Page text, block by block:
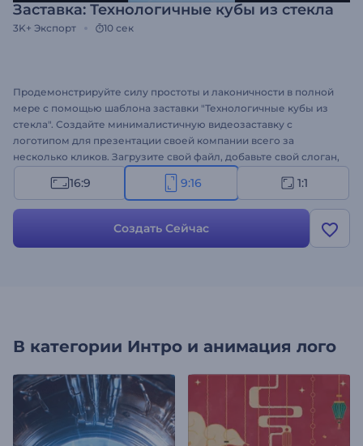
Заставка: Технологичные кубы из стекла
3K+ Экспорт 10 сек
Продемонстрируйте силу простоты и лаконичности в полной
мере с помощью шаблона заставки "Технологичные кубы из
стекла". Создайте минималистичную видеозаставку с
логотипом для презентации своей компании всего за
несколько кликов. Загрузите свой файл, добавьте свой слоган,
а невесомые слои стекла создадут ровный куб и презентуют
ваш логотип. Шаблон идеально подходит для оформления
технологических компаний и многого другого. Оформите свое
16:9 9:16 1:1
Создать Сейчас
В категории Интро и анимация лого